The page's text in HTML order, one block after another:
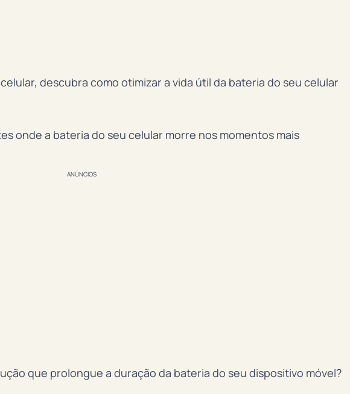
descubra como otimizar a vida útil da bateria do seu celular
onde a bateria do seu celular morre nos momentos mais
ANÚNCIOS
que prolongue a duração da bateria do seu dispositivo móvel?